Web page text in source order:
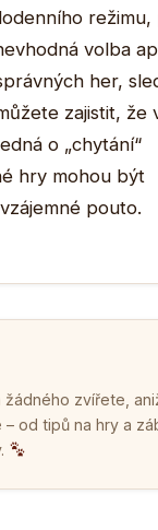
volba
her,
zajistit, že
o „chytání“
hry mohou být
pouto.
žádného zvířete,
od tipů na hry a